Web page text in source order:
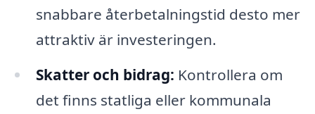
snabbare återbetalningstid desto mer
attraktiv är investeringen.
Skatter och bidrag: Kontrollera om
det finns statliga eller kommunala